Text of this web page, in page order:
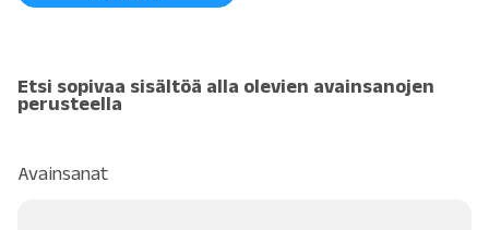
Etsi sopivaa sisältöä alla olevien avainsanojen
perusteella
Avainsanat